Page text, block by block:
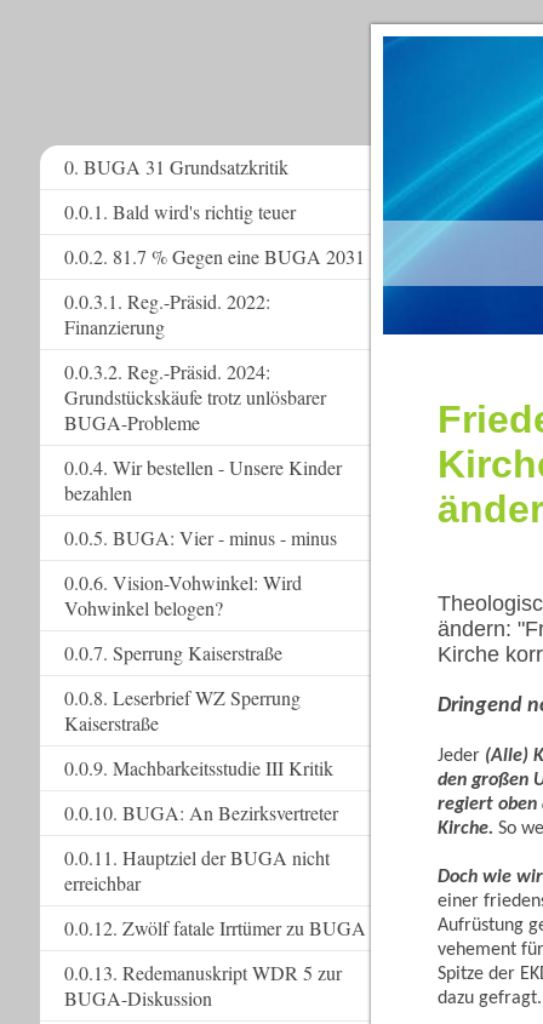
ändern:
Kirche
Dringend
Jeder (Alle)
den großen
regiert oben
Kirche. So
Doch wie
einer
Aufrüstung
vehement
Spitze der
dazu
0. BUGA 31 Grundsatzkritik
0.0.1. Bald wird's richtig teuer
0.0.2. 81.7 % Gegen eine BUGA 2031
0.0.3.1. Reg.-Präsid. 2022:
Finanzierung
0.0.3.2. Reg.-Präsid. 2024:
Grundstückskäufe trotz unlösbarer
BUGA-Probleme
0.0.4. Wir bestellen - Unsere Kinder
bezahlen
0.0.5. BUGA: Vier - minus - minus
0.0.6. Vision-Vohwinkel: Wird
Vohwinkel belogen?
0.0.7. Sperrung Kaiserstraße
0.0.8. Leserbrief WZ Sperrung
Kaiserstraße
0.0.9. Machbarkeitsstudie III Kritik
0.0.10. BUGA: An Bezirksvertreter
0.0.11. Hauptziel der BUGA nicht
erreichbar
0.0.12. Zwölf fatale Irrtümer zu BUGA
0.0.13. Redemanuskript WDR 5 zur
BUGA-Diskussion